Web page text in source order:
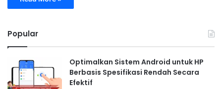
Popular
Optimalkan Sistem Android untuk HP
Berbasis Spesifikasi Rendah Secara
Efektif